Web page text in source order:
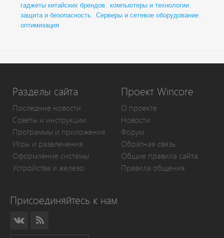
гаджеты китайских брендов, компьютеры и технологии,
защита и безопасность, Серверы и сетевое оборудование,
оптимизация
Разделы сайта
Последние новости
Советы и инструкции
Программы и приложения
Игры и развлечения
Оформление системы
Устройства и железо
Проект Wincore
О проекте
Новости
Форум
Обратная связь
Общие правила сайта
Правила общения
Присоединяйтесь к нам